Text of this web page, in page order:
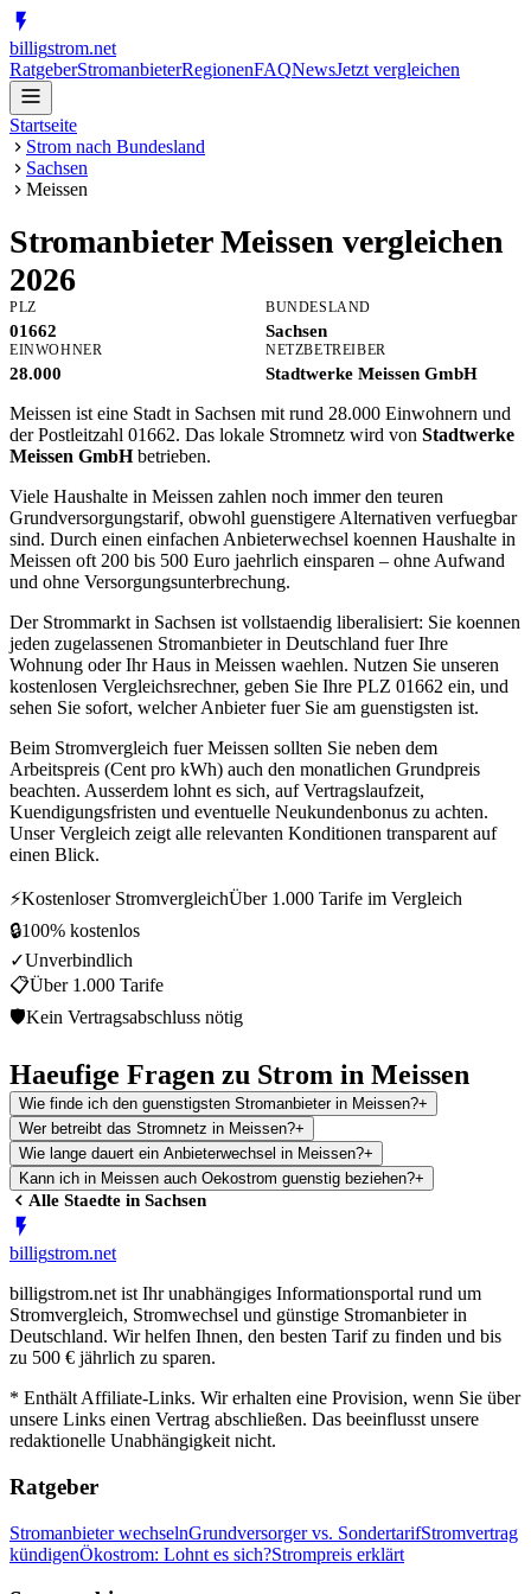
billigstrom.net
RatgeberStromanbieterRegionenFAQNewsJetzt vergleichen
Startseite
Strom nach Bundesland
Sachsen
Meissen
StromanbieterMeissen vergleichen
2026
PLZ
01662
BUNDESLAND
Sachsen
EINWOHNER
28.000
NETZBETREIBER
Stadtwerke Meissen GmbH
Meissen ist eine Stadt in Sachsen mit rund 28.000 Einwohnern und
der Postleitzahl 01662. Das lokale Stromnetz wird von Stadtwerke
Meissen GmbHbetrieben.
Viele Haushalte in Meissen zahlen noch immer den teuren
Grundversorgungstarif, obwohl guenstigere Alternativen verfuegbar
sind. Durch einen einfachen Anbieterwechsel koennen Haushalte in
Meissen oft 200 bis 500 Euro jaehrlich einsparen – ohne Aufwand
und ohne Versorgungsunterbrechung.
Der Strommarkt in Sachsen ist vollstaendig liberalisiert: Sie koennen
jeden zugelassenen Stromanbieter in Deutschland fuer Ihre
Wohnung oder Ihr Haus in Meissen waehlen. Nutzen Sie unseren
kostenlosen Vergleichsrechner, geben Sie Ihre PLZ 01662 ein, und
sehen Sie sofort, welcher Anbieter fuer Sie am guenstigsten ist.
Beim Stromvergleich fuer Meissen sollten Sie neben dem
Arbeitspreis (Cent pro kWh) auch den monatlichen Grundpreis
beachten. Ausserdem lohnt es sich, auf Vertragslaufzeit,
Kuendigungsfristen und eventuelle Neukundenbonus zu achten.
Unser Vergleich zeigt alle relevanten Konditionen transparent auf
einen Blick.
⚡Kostenloser StromvergleichÜber 1.000 Tarife im Vergleich
🔒100% kostenlos
✓Unverbindlich
📋Über 1.000 Tarife
🛡Kein Vertragsabschluss nötig
Haeufige Fragen zu Strom in Meissen
Wie finde ich den guenstigsten Stromanbieter in Meissen?+
Wer betreibt das Stromnetz in Meissen?+
Wie lange dauert ein Anbieterwechsel in Meissen?+
Kann ich in Meissen auch Oekostrom guenstig beziehen?+
Alle Staedte in Sachsen
billigstrom.net
billigstrom.net ist Ihr unabhängiges Informationsportal rund um
Stromvergleich, Stromwechsel und günstige Stromanbieter in
Deutschland. Wir helfen Ihnen, den besten Tarif zu finden und bis
zu 500 € jährlich zu sparen.
* Enthält Affiliate-Links. Wir erhalten eine Provision, wenn Sie über
unsere Links einen Vertrag abschließen. Das beeinflusst unsere
redaktionelle Unabhängigkeit nicht.
Ratgeber
Stromanbieter wechselnGrundversorger vs. SondertarifStromvertrag
kündigenÖkostrom: Lohnt es sich?Strompreis erklärt